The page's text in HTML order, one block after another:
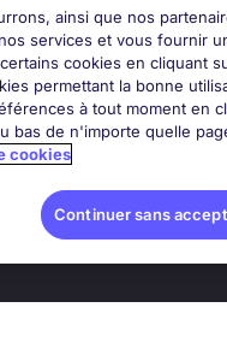
Construction
Dirigeants
Distribution &
ainsi que nos
services et vous fournir
cookies en cliquant
permettant la bonne
à tout moment en
bas de n'importe quelle
cookies
Continuer sans